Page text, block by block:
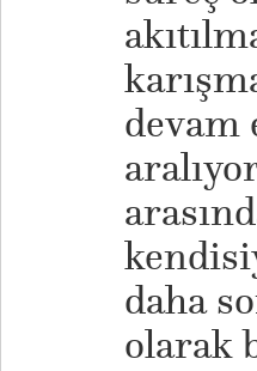
devam
daha
olarak